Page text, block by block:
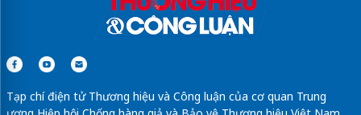
Tạp chí điện tử Thương hiệu và Công luận của cơ quan Trung